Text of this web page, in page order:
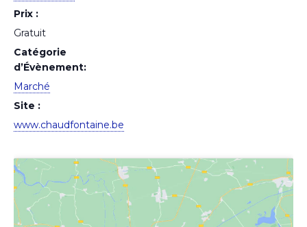
Prix :
Gratuit
Catégorie
d’Évènement:
Marché
Site :
www.chaudfontaine.be